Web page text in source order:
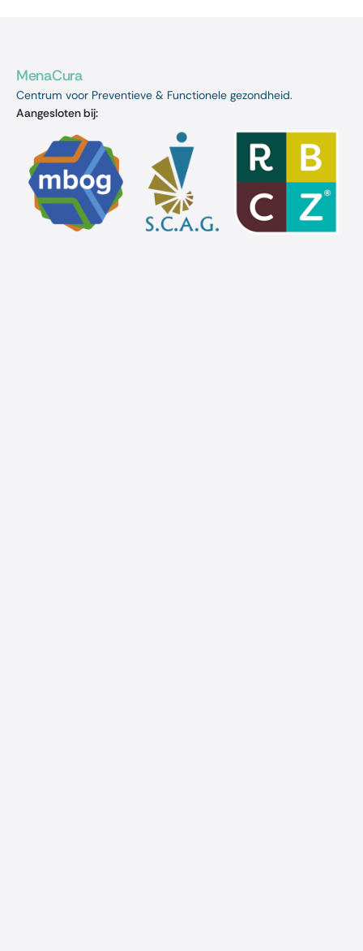
MenaCura
Centrum voor Preventieve & Functionele gezondheid.
Aangesloten bij: